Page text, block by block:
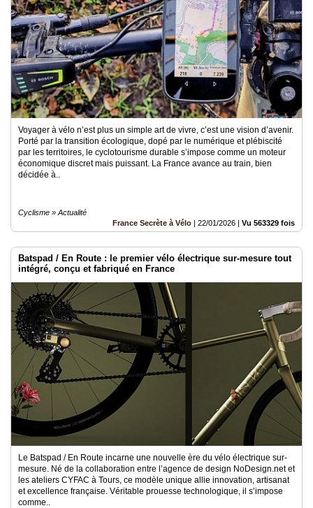
Voyager à vélo n’est plus un simple art de vivre, c’est une vision d’avenir.
Porté par la transition écologique, dopé par le numérique et plébiscité
par les territoires, le cyclotourisme durable s’impose comme un moteur
économique discret mais puissant. La France avance au train, bien
décidée à..
Cyclisme » Actualité
France Secrète à Vélo | 22/01/2026 | Vu 563329 fois
Batspad / En Route : le premier vélo électrique sur-mesure tout
intégré, conçu et fabriqué en France
Le Batspad / En Route incarne une nouvelle ère du vélo électrique sur-
mesure. Né de la collaboration entre l’agence de design NoDesign.net et
les ateliers CYFAC à Tours, ce modèle unique allie innovation, artisanat
et excellence française. Véritable prouesse technologique, il s’impose
comme..